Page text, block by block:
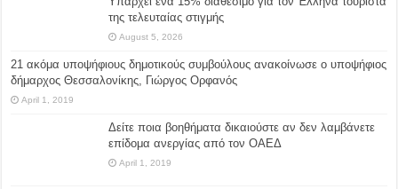
της τελευταίας στιγμής
August 5, 2026
21 ακόμα υποψήφιους δημοτικούς συμβούλους ανακοίνωσε ο υποψήφιος
δήμαρχος Θεσσαλονίκης, Γιώργος Ορφανός
April 1, 2019
Δείτε ποια βοηθήματα δικαιούστε αν δεν λαμβάνετε
επίδομα ανεργίας από τον ΟΑΕΔ
April 1, 2019